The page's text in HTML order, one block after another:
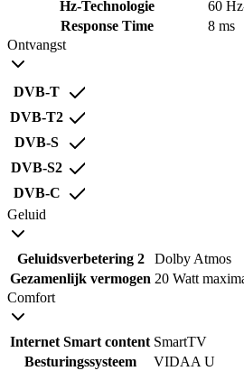
Hz-Technologie
60
Response Time
8 ms
Ontvangst
DVB-T
DVB-T2
DVB-S
DVB-S2
DVB-C
Geluid
Geluidsverbetering 2
Dolby Atmos
Gezamenlijk vermogen 20 Watt
Comfort
Internet Smart content SmartTV
Besturingssysteem
VIDAA U